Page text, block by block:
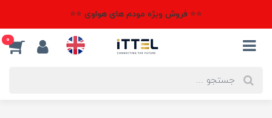
⭐⭐ فروش ویژه مودم های هواوی ⭐⭐
0